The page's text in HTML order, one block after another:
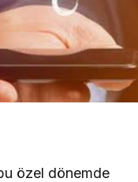
özel dönemde